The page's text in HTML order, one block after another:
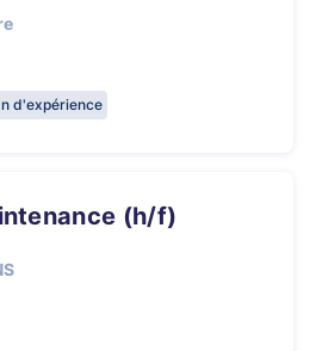
d'expérience
(h/f)